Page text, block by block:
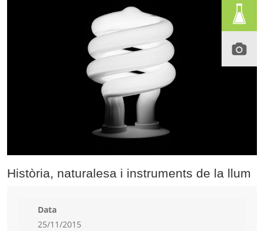
Història, naturalesa i instruments de la llum
Data
25/11/2015